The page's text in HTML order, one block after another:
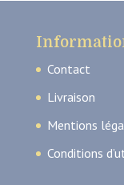
Contact
Livraison
Mentions
Conditions